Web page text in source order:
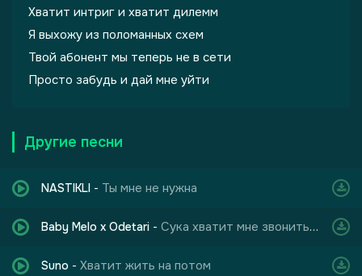
Хватит интриг и хватит дилемм
Я выхожу из поломанных схем
Твой абонент мы теперь не в сети
Просто забудь и дай мне уйти
Другие песни
NASTIKLI - Ты мне не нужна
Baby Melo x Odetari - Сука хватит мне звонить я не подниму телефон
Suno - Хватит жить на потом
Шепот, робкое дыхание